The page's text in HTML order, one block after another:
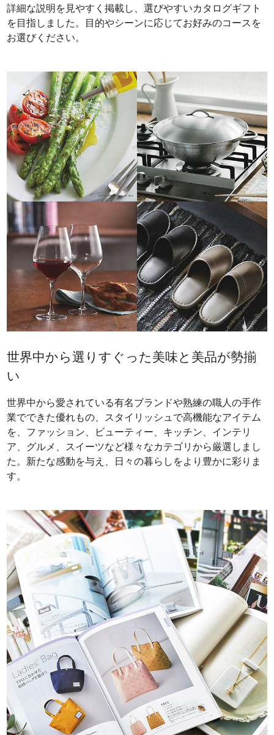
詳細な説明を見やすく掲載し、選びやすいカタログギフト
を目指しました。目的やシーンに応じてお好みのコースを
お選びください。
世界中から選りすぐった美味と美品が勢揃
い
世界中から愛されている有名ブランドや熟練の職人の手作
業でできた優れもの、スタイリッシュで高機能なアイテム
を、ファッション、ビューティー、キッチン、インテリ
ア、グルメ、スイーツなど様々なカテゴリから厳選しまし
た。新たな感動を与え、日々の暮らしをより豊かに彩りま
す。